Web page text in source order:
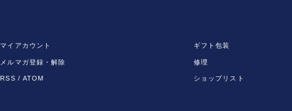
マイアカウント
メルマガ登録・解除
RSS /ATOM
ギフト包装
修理
ショップリスト